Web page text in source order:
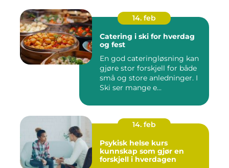
14. feb
Catering i ski for hverdag
og fest
En god cateringløsning kan
gjøre stor forskjell for både
små og store anledninger. I
Ski ser mange e...
14. feb
Psykisk helse kurs
kunnskap som gjør en
forskjell i hverdagen